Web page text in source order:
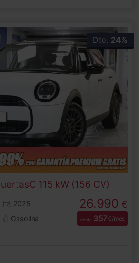
Dto. 24%
C 115 kW (156 CV)
2025
Gasolina
26.990 €
desde 357€/mes